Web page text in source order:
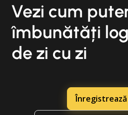
Vezi cum
îmbunătăți
de zi cu zi